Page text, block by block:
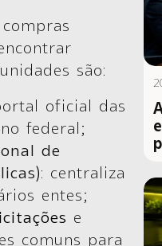
são:
oficial das
federal;
de
: centraliza
entes;
e
comuns para